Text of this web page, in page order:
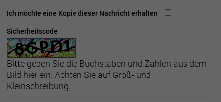
Ich möchte eine Kopie dieser Nachricht erhalten
Sicherheitscode
Bitte geben Sie die Buchstaben und Zahlen aus dem
Bild hier ein. Achten Sie auf Groß- und
Kleinschreibung.